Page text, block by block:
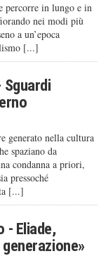
percorre in lungo e in
nei modi più
a un’epoca
[...]
generato nella cultura
spaziano da
condanna a priori,
pressoché
[...]
- Eliade,